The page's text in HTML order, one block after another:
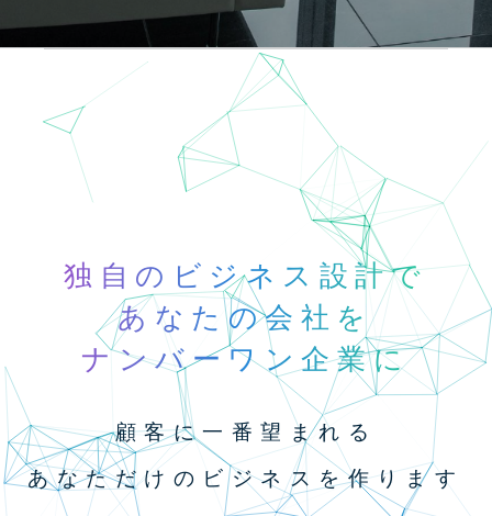
独自のビジネス設計で
あなたの会社を
ナンバーワン企業に
顧客に一番望まれる
あなただけのビジネスを作ります